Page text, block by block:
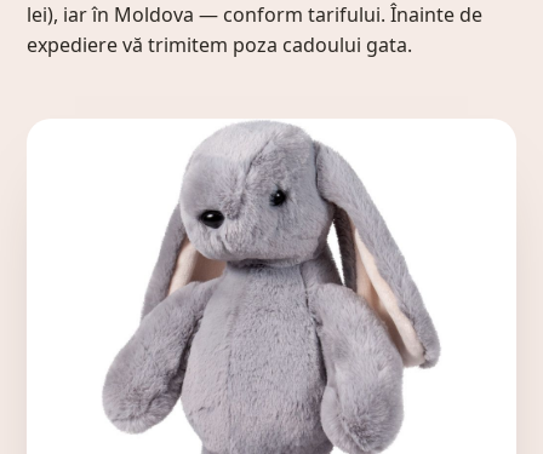
lei), iar în Moldova — conform tarifului. Înainte de
expediere vă trimitem poza cadoului gata.